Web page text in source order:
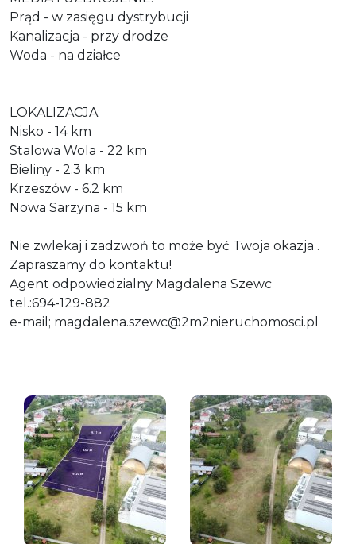
Prąd - w zasięgu dystrybucji
Kanalizacja - przy drodze
Woda - na działce
LOKALIZACJA:
Nisko - 14 km
Stalowa Wola - 22 km
Bieliny - 2.3 km
Krzeszów - 6.2 km
Nowa Sarzyna - 15 km
Nie zwlekaj i zadzwoń to może być Twoja okazja .
Zapraszamy do kontaktu!
Agent odpowiedzialny Magdalena Szewc
tel.:694-129-882
e-mail; magdalena.szewc@2m2nieruchomosci.pl